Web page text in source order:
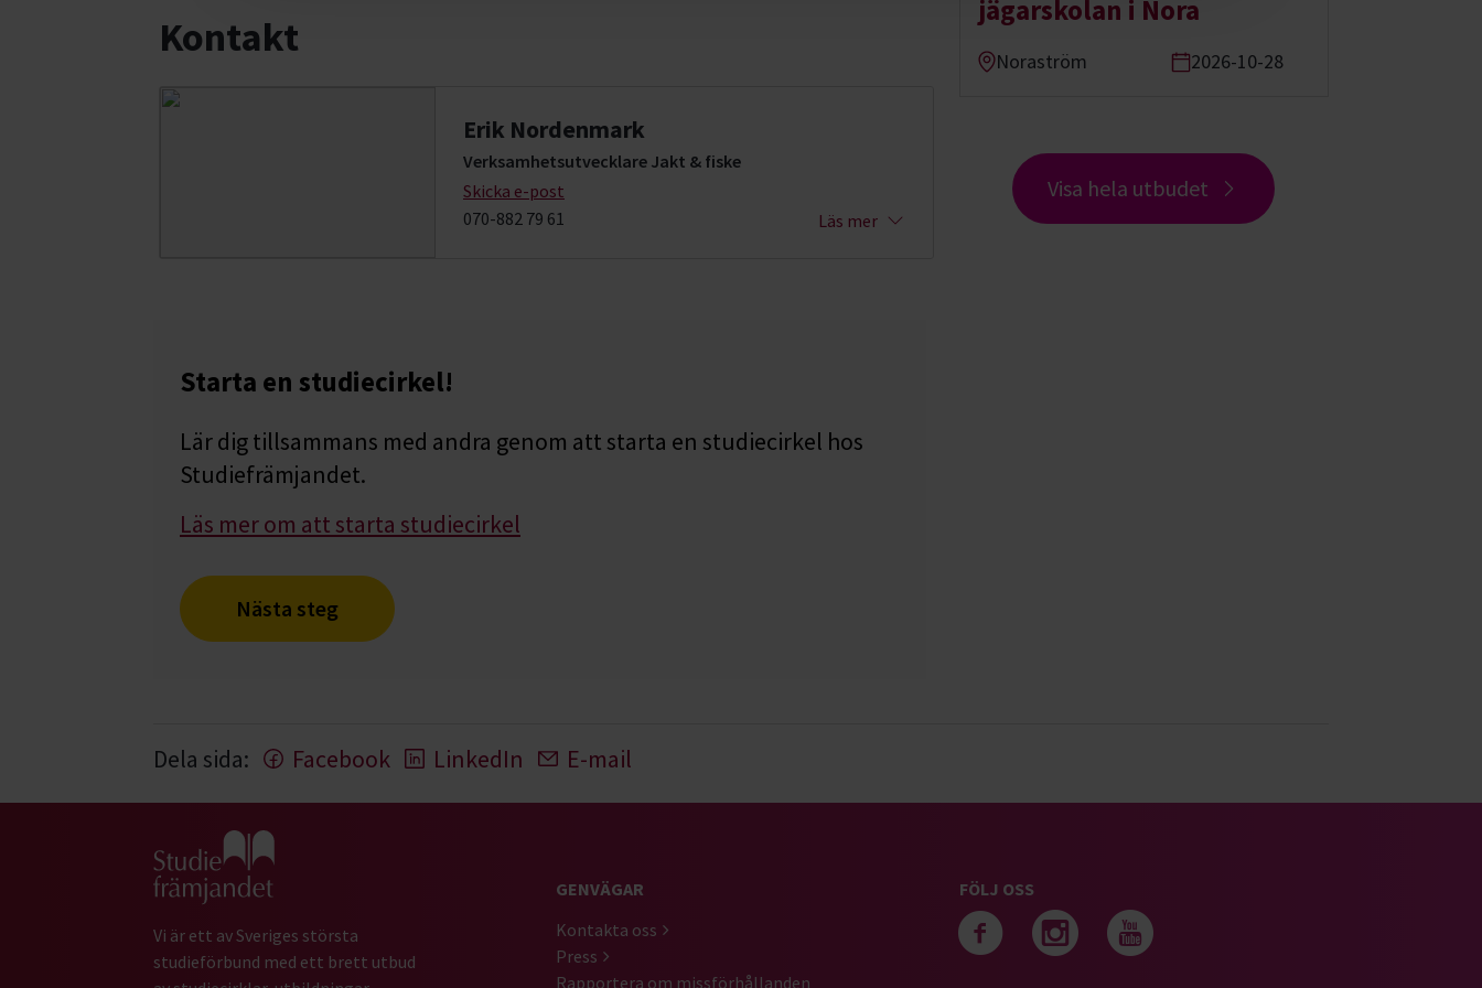
Kontakt
Erik Nordenmark
Verksamhetsutvecklare Jakt & fiske
Skicka e-post
070-882 79 61
Läs mer
Starta en studiecirkel!
Lär dig tillsammans med andra genom att starta en studiecirkel hos
Studiefrämjandet.
Läs mer om att starta studiecirkel
Nästa steg
jägarskolan i Nora
Noraström 2026-10-28
Visa hela utbudet
Dela sida: Facebook LinkedIn E-mail
Gå till studiefrämjandets startsida
Vi är ett av Sveriges största
studieförbund med ett brett utbud
GENVÄGAR
Kontakta oss
Press
Rapportera om missförhållanden
FÖLJ OSS
Följ oss på facebook
Följ oss på instagram
Följ oss på youtube